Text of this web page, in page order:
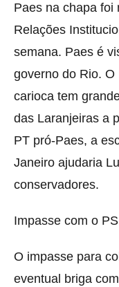
Paes na chapa foi
Relações
semana. Paes é
governo do Rio.
carioca tem
das Laranjeiras a
PT pró-Paes, a
Janeiro ajudaria
conservadores.
Impasse com o
O impasse para
eventual briga